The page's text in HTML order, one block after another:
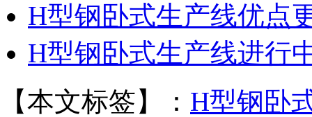
H型钢卧式生产线优点
H型钢卧式生产线进行
【本文标签】： H型钢卧